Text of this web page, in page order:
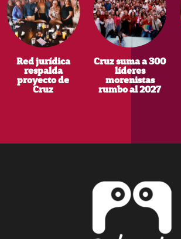
Red jurídica
respalda
proyecto de
Cruz
Cruz suma a 300
líderes
morenistas
rumbo al 2027